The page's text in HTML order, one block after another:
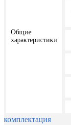
Общие
характеристики
комплектация